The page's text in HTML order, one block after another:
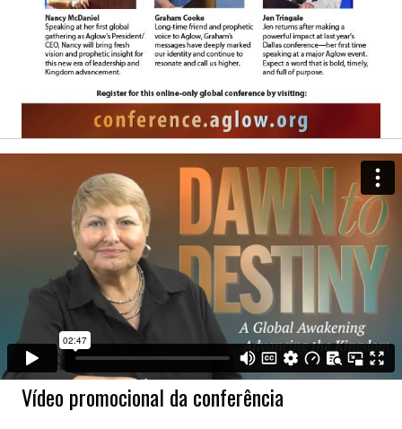
Vídeo promocional da conferência